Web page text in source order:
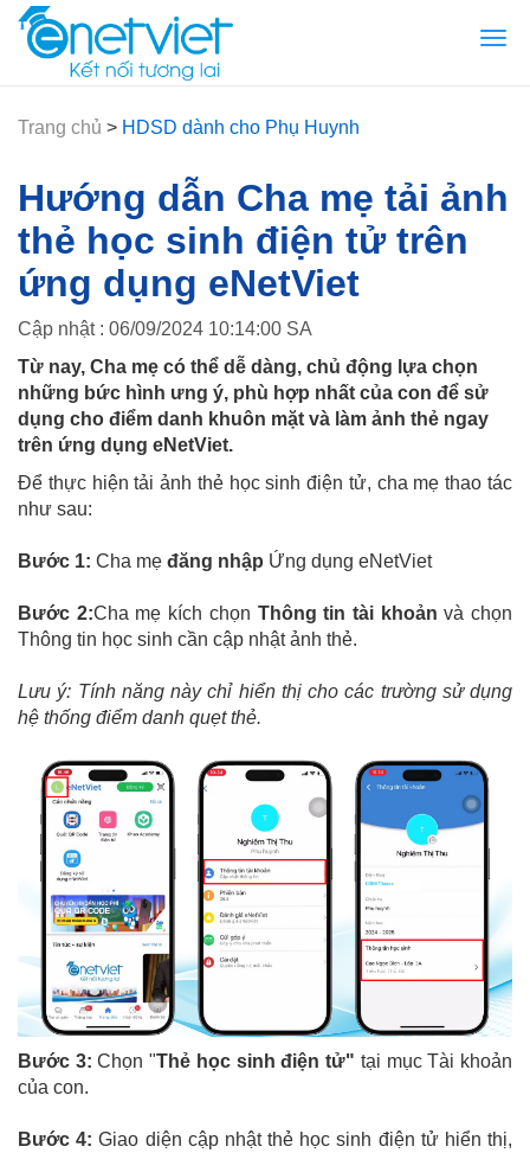
Trang chủ > HDSD dành cho Phụ Huynh
Hướng dẫn Cha mẹ tải ảnh
thẻ học sinh điện tử trên
ứng dụng eNetViet
Cập nhật : 06/09/2024 10:14:00 SA
Từ nay, Cha mẹ có thể dễ dàng, chủ động lựa chọn
những bức hình ưng ý, phù hợp nhất của con để sử
dụng cho điểm danh khuôn mặt và làm ảnh thẻ ngay
trên ứng dụng eNetViet.
Để thực hiện tải ảnh thẻ học sinh điện tử, cha mẹ thao tác
như sau:
Bước 1: Cha mẹ đăng nhập Ứng dụng eNetViet
Bước 2:Cha mẹ kích chọn Thông tin tài khoảnvà chọn
Thông tin học sinh cần cập nhật ảnh thẻ.
Lưu ý: Tính năng này chỉ hiển thị cho các trường sử dụng
hệ thống điểm danh quẹt thẻ.
Bước 3: Chọn "Thẻ học sinh điện tử" tại mục Tài khoản
của con.
Bước 4:Giao diện cập nhật thẻ học sinh điện tử hiển thị,